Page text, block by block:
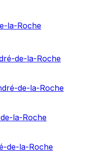
la-Roche
de-la-Roche
de-la-Roche
la-Roche
de-la-Roche